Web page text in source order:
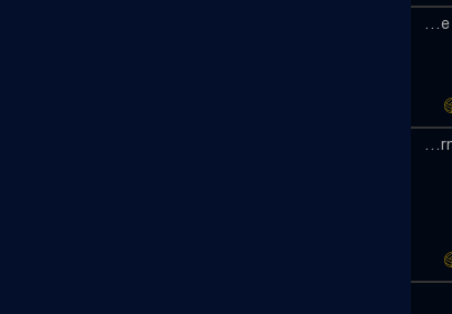
Clube De Regatas Brasil (W)
Sao Bernardo Volei U19 (W)